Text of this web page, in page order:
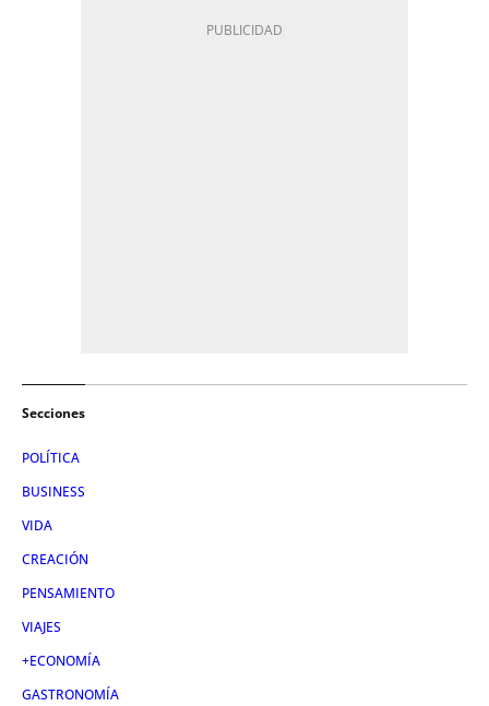
Secciones
POLÍTICA
BUSINESS
VIDA
CREACIÓN
PENSAMIENTO
VIAJES
+ECONOMÍA
GASTRONOMÍA